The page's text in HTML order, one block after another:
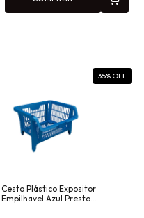
35% OFF
Cesto Plástico Expositor
Empilhavel Azul Presto